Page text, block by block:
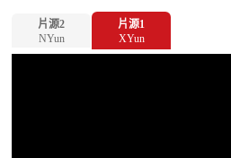
片源2
NYun
片源1
XYun